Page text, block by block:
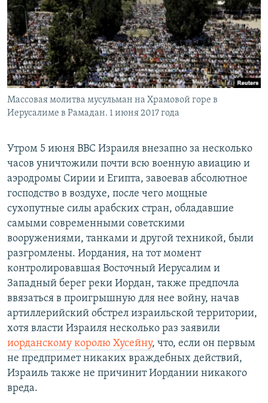
Массовая молитва мусульман на Храмовой горе в
Иерусалиме в Рамадан. 1 июня 2017 года
Утром 5 июня ВВС Израиля внезапно за несколько
часов уничтожили почти всю военную авиацию и
аэродромы Сирии и Египта, завоевав абсолютное
господство в воздухе, после чего мощные
сухопутные силы арабских стран, обладавшие
самыми современными советскими
вооружениями, танками и другой техникой, были
разгромлены. Иордания, на тот момент
контролировавшая Восточный Иерусалим и
Западный берег реки Иордан, также предпочла
ввязаться в проигрышную для нее войну, начав
артиллерийский обстрел израильской территории,
хотя власти Израиля несколько раз заявили
иорданскому королю Хусейну, что, если он первым
не предпримет никаких враждебных действий,
Израиль также не причинит Иордании никакого
вреда.